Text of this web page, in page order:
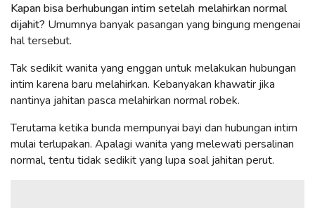
Kapan bisa berhubungan intim setelah melahirkan normal
dijahit? Umumnya banyak pasangan yang bingung mengenai
hal tersebut.
Tak sedikit wanita yang enggan untuk melakukan hubungan
intim karena baru melahirkan. Kebanyakan khawatir jika
nantinya jahitan pasca melahirkan normal robek.
Terutama ketika bunda mempunyai bayi dan hubungan intim
mulai terlupakan. Apalagi wanita yang melewati persalinan
normal, tentu tidak sedikit yang lupa soal jahitan perut.